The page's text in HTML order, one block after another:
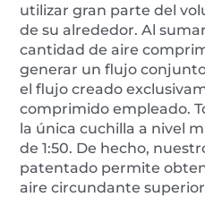
utilizar gran parte del
de su alrededor. Al
cantidad de aire
generar un flujo
el flujo creado
comprimido empleado.
la única cuchilla a nivel
de 1:50. De hecho,
patentado permite
aire circundante